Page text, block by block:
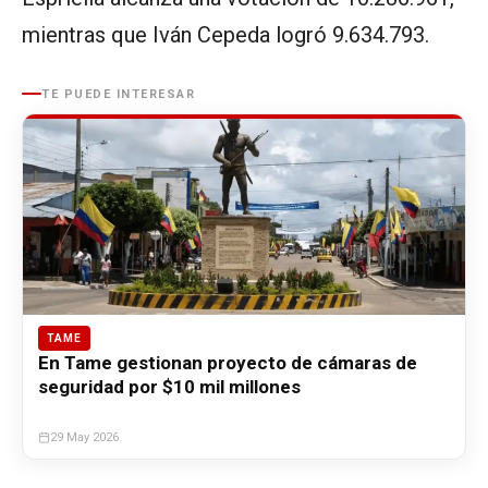
mientras que Iván Cepeda logró 9.634.793.
TE PUEDE INTERESAR
TAME
En Tame gestionan proyecto de cámaras de
seguridad por $10 mil millones
29 May 2026